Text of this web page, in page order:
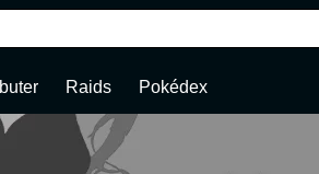
Raids Pokédex